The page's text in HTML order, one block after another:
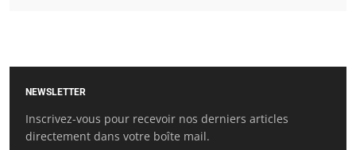
NEWSLETTER
Inscrivez-vous pour recevoir nos derniers articles
directement dans votre boîte mail.